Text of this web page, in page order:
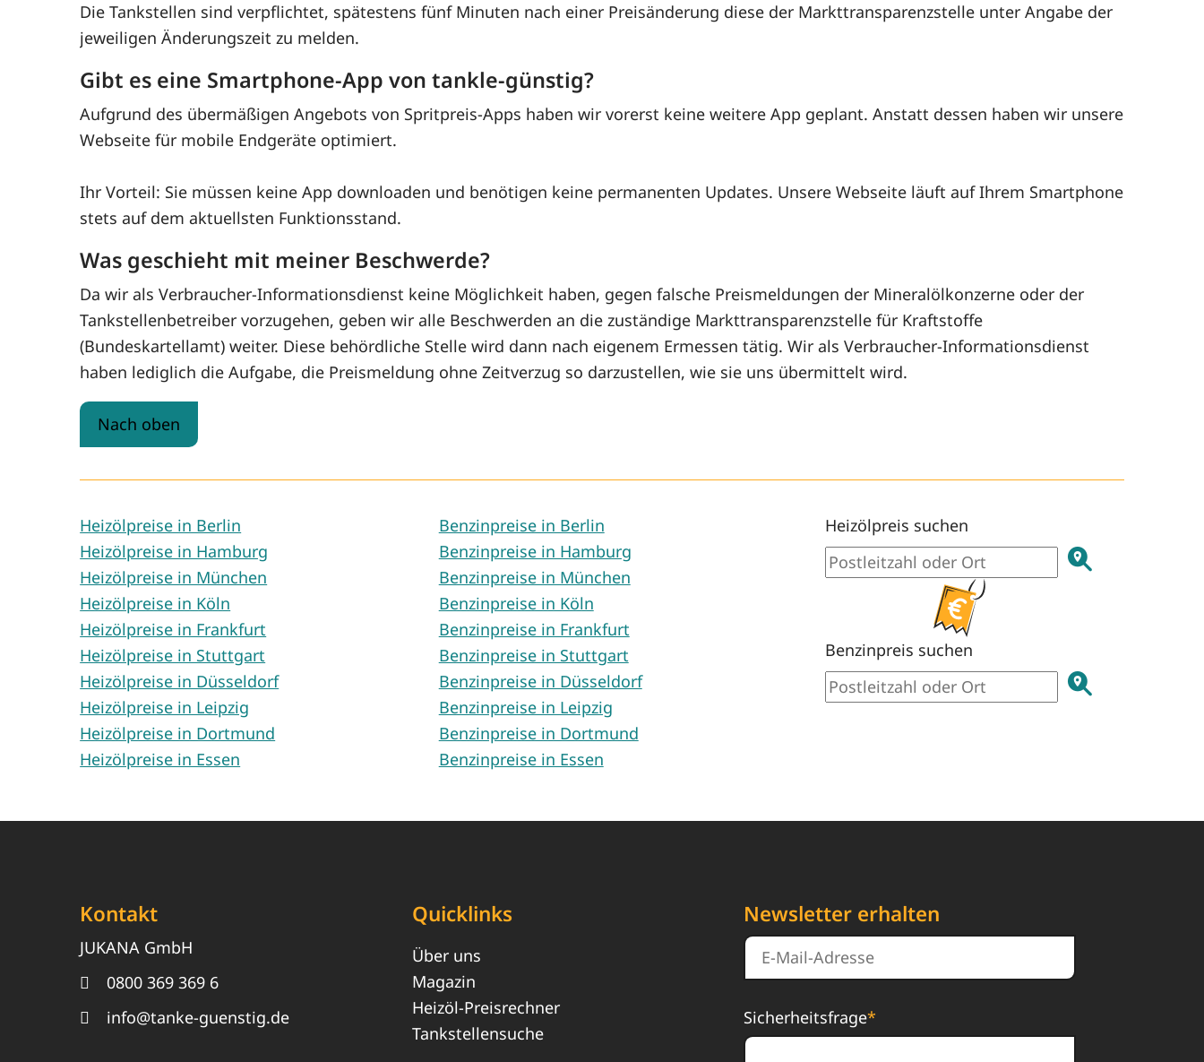
Die Tankstellen sind verpflichtet, spätestens fünf Minuten nach einer Preisänderung diese der Markttransparenzstelle unter Angabe der
jeweiligen Änderungszeit zu melden.
Gibt es eine Smartphone-App von tankle-günstig?
Aufgrund des übermäßigen Angebots von Spritpreis-Apps haben wir vorerst keine weitere App geplant. Anstatt dessen haben wir unsere
Webseite für mobile Endgeräte optimiert.
Ihr Vorteil: Sie müssen keine App downloaden und benötigen keine permanenten Updates. Unsere Webseite läuft auf Ihrem Smartphone
stets auf dem aktuellsten Funktionsstand.
Was geschieht mit meiner Beschwerde?
Da wir als Verbraucher-Informationsdienst keine Möglichkeit haben, gegen falsche Preismeldungen der Mineralölkonzerne oder der
Tankstellenbetreiber vorzugehen, geben wir alle Beschwerden an die zuständige Markttransparenzstelle für Kraftstoffe
(Bundeskartellamt) weiter. Diese behördliche Stelle wird dann nach eigenem Ermessen tätig. Wir als Verbraucher-Informationsdienst
haben lediglich die Aufgabe, die Preismeldung ohne Zeitverzug so darzustellen, wie sie uns übermittelt wird.
Nach oben
Heizölpreise in Berlin
Heizölpreise in Hamburg
Heizölpreise in München
Heizölpreise in Köln
Heizölpreise in Frankfurt
Heizölpreise in Stuttgart
Heizölpreise in Düsseldorf
Heizölpreise in Leipzig
Heizölpreise in Dortmund
Heizölpreise in Essen
Benzinpreise in Berlin
Benzinpreise in Hamburg
Benzinpreise in München
Benzinpreise in Köln
Benzinpreise in Frankfurt
Benzinpreise in Stuttgart
Benzinpreise in Düsseldorf
Benzinpreise in Leipzig
Benzinpreise in Dortmund
Benzinpreise in Essen
Heizölpreis suchen
Benzinpreis suchen
Kontakt
JUKANA GmbH
0800 369 369 6
info@tanke-guenstig.de
Quicklinks
Über uns
Magazin
Heizöl-Preisrechner
Tankstellensuche
Newsletter erhalten
Sicherheitsfrage*